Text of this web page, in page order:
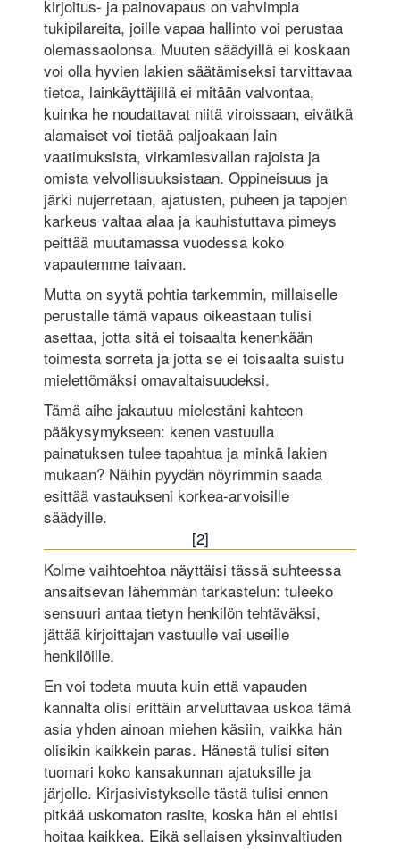
kirjoitus- ja painovapaus on vahvimpia
tukipilareita, joille vapaa hallinto voi perustaa
olemassaolonsa. Muuten säädyillä ei koskaan
voi olla hyvien lakien säätämiseksi tarvittavaa
tietoa, lainkäyttäjillä ei mitään valvontaa,
kuinka he noudattavat niitä viroissaan, eivätkä
alamaiset voi tietää paljoakaan lain
vaatimuksista, virkamiesvallan rajoista ja
omista velvollisuuksistaan. Oppineisuus ja
järki nujerretaan, ajatusten, puheen ja tapojen
karkeus valtaa alaa ja kauhistuttava pimeys
peittää muutamassa vuodessa koko
vapautemme taivaan.
Mutta on syytä pohtia tarkemmin, millaiselle
perustalle tämä vapaus oikeastaan tulisi
asettaa, jotta sitä ei toisaalta kenenkään
toimesta sorreta ja jotta se ei toisaalta suistu
mielettömäksi omavaltaisuudeksi.
Tämä aihe jakautuu mielestäni kahteen
pääkysymykseen: kenen vastuulla
painatuksen tulee tapahtua ja minkä lakien
mukaan? Näihin pyydän nöyrimmin saada
esittää vastaukseni korkea-arvoisille
säädyille.
[2]
Kolme vaihtoehtoa näyttäisi tässä suhteessa
ansaitsevan lähemmän tarkastelun: tuleeko
sensuuri antaa tietyn henkilön tehtäväksi,
jättää kirjoittajan vastuulle vai useille
henkilöille.
En voi todeta muuta kuin että vapauden
kannalta olisi erittäin arveluttavaa uskoa tämä
asia yhden ainoan miehen käsiin, vaikka hän
olisikin kaikkein paras. Hänestä tulisi siten
tuomari koko kansakunnan ajatuksille ja
järjelle. Kirjasivistykselle tästä tulisi ennen
pitkää uskomaton rasite, koska hän ei ehtisi
hoitaa kaikkea. Eikä sellaisen yksinvaltiuden